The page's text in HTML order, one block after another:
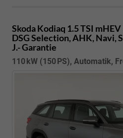
Skoda Kodiaq 1.5 TSI
DSG Selection, AHK, Navi,
J.- Garantie
110 kW (150 PS), Automatik,